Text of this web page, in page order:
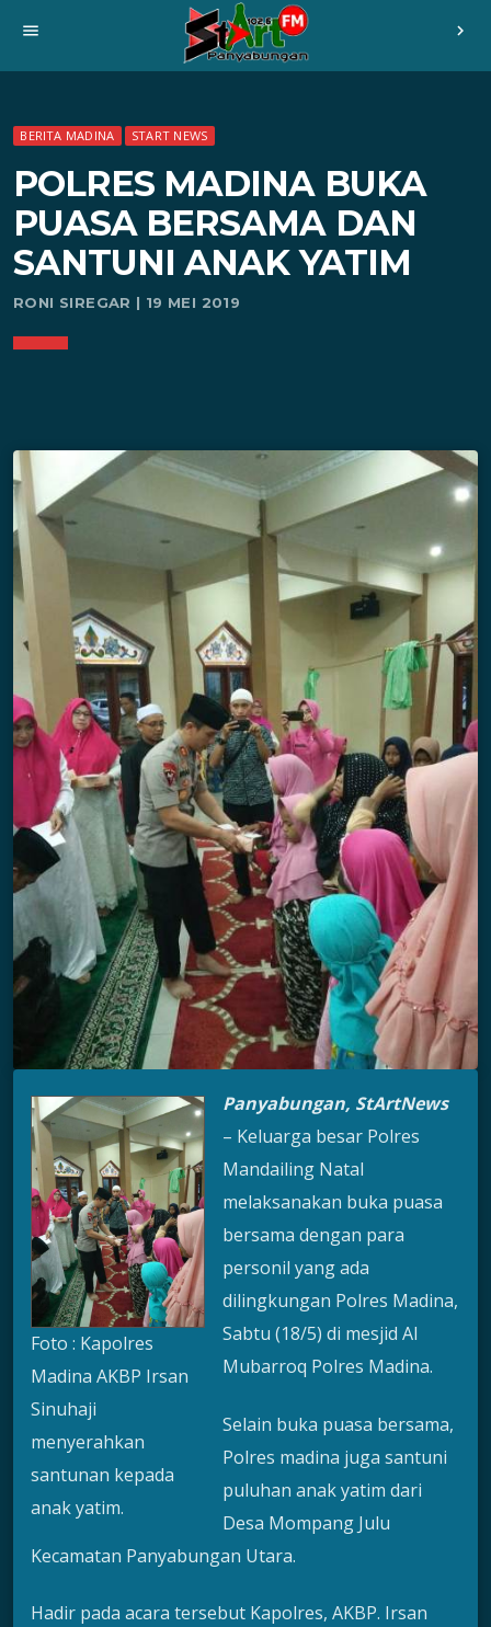
menu chevron_right
BERITA MADINA START NEWS
POLRES MADINA BUKA
PUASA BERSAMA DAN
SANTUNI ANAK YATIM
RONI SIREGAR | 19 MEI 2019
Foto : Kapolres
Madina AKBP Irsan
Sinuhaji
menyerahkan
santunan kepada
anak yatim.
Panyabungan, StArtNews
– Keluarga besar Polres
Mandailing Natal
melaksanakan buka puasa
bersama dengan para
personil yang ada
dilingkungan Polres Madina,
Sabtu (18/5) di mesjid Al
Mubarroq Polres Madina.
Selain buka puasa bersama,
Polres madina juga santuni
puluhan anak yatim dari
Desa Mompang Julu
Kecamatan Panyabungan Utara.
Hadir pada acara tersebut Kapolres, AKBP. Irsan